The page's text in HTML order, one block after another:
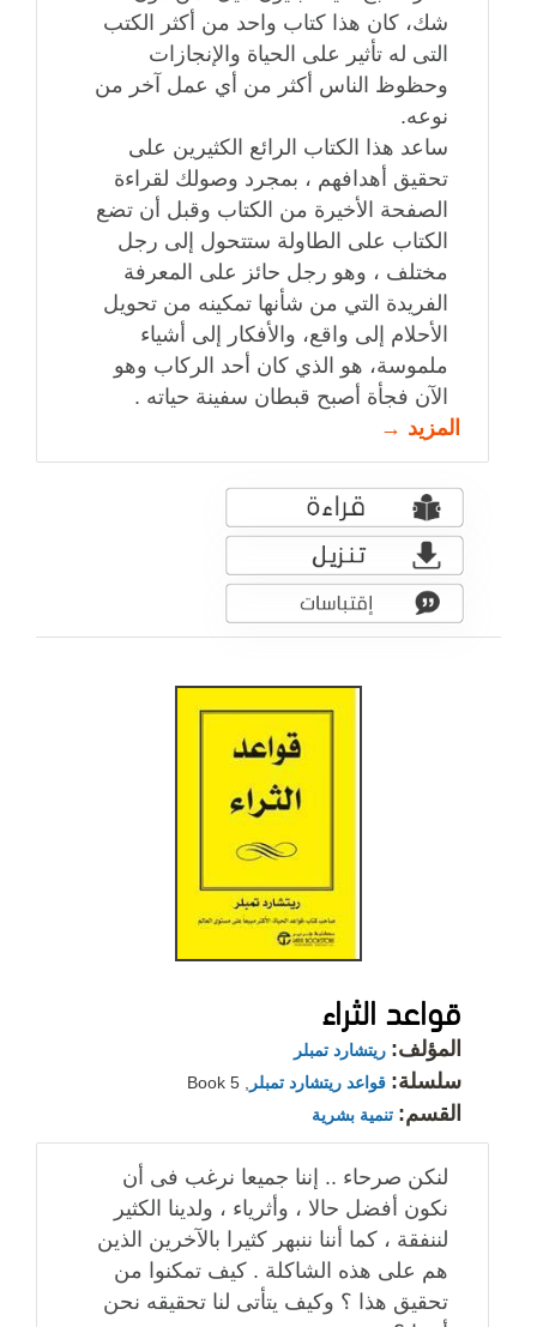
شك، كان هذا كتاب واحد من أكثر الكتب
التى له تأثير على الحياة والإنجازات
وحظوظ الناس أكثر من أي عمل آخر من
نوعه.
ساعد هذا الكتاب الرائع الكثيرين على
تحقيق أهدافهم ، بمجرد وصولك لقراءة
الصفحة الأخيرة من الكتاب وقبل أن تضع
الكتاب على الطاولة ستتحول إلى رجل
مختلف ، وهو رجل حائز على المعرفة
الفريدة التي من شأنها تمكينه من تحويل
الأحلام إلى واقع، والأفكار إلى أشياء
ملموسة، هو الذي كان أحد الركاب وهو
الآن فجأة أصبح قبطان سفينة حياته .
المزيد →
قواعد الثراء
المؤلف: ريتشارد تمبلر
سلسلة: قواعد ريتشارد تمبلر
القسم: تنمية بشرية
لنكن صرحاء .. إننا جميعا نرغب فى أن
نكون أفضل حالا ، وأثرياء ، ولدينا الكثير
لننفقة ، كما أننا ننبهر كثيرا بالآخرين الذين
هم على هذه الشاكلة . كيف تمكنوا من
تحقيق هذا ؟ وكيف يتأتى لنا تحقيقه نحن